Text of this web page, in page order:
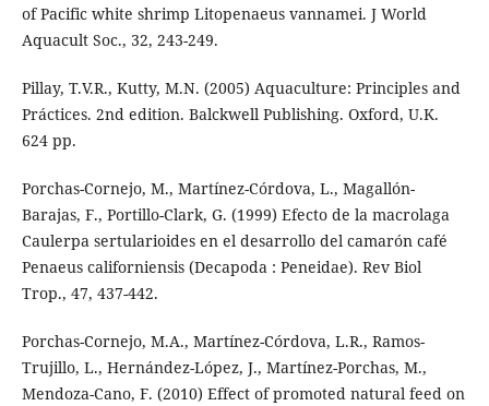
of Pacific white shrimp Litopenaeus vannamei. J World
Aquacult Soc., 32, 243-249.
Pillay, T.V.R., Kutty, M.N. (2005) Aquaculture: Principles and
Práctices. 2nd edition. Balckwell Publishing. Oxford, U.K.
624 pp.
Porchas-Cornejo, M., Martínez-Córdova, L., Magallón-
Barajas, F., Portillo-Clark, G. (1999) Efecto de la macrolaga
Caulerpa sertularioides en el desarrollo del camarón café
Penaeus californiensis (Decapoda : Peneidae). Rev Biol
Trop., 47, 437-442.
Porchas-Cornejo, M.A., Martínez-Córdova, L.R., Ramos-
Trujillo, L., Hernández-López, J., Martínez-Porchas, M.,
Mendoza-Cano, F. (2010) Effect of promoted natural feed on